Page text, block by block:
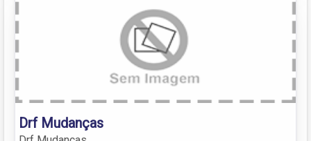
Drf Mudanças